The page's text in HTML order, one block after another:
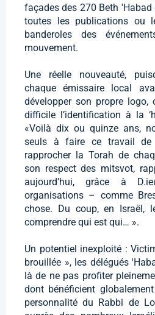
façades des 270 Beth
toutes les publications ou
banderoles des
mouvement.
Une réelle nouveauté,
chaque émissaire local
développer son propre
difficile l’identification à la
«Voilà dix ou quinze ans,
seuls à faire ce travail de
rapprocher la Torah de
son respect des mitsvot,
aujourd’hui, grâce à
organisations – comme
chose. Du coup, en
comprendre qui est qui… ».
Un potentiel inexploité :
brouillée », les délégués
là de ne pas profiter
dont bénéficient
personnalité du Rabbi de